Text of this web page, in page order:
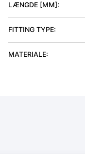
LÆNGDE [MM]:
FITTING TYPE:
MATERIALE: